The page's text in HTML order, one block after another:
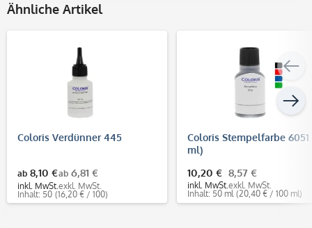
Ähnliche Artikel
Coloris Verdünner 445
ab 8,10 €
inkl. MwSt.
ab 6,81 €
exkl. MwSt.
Inhalt: 50 (16,20 € / 100)
Coloris Stempelfarbe 6051
ml)
10,20 €
inkl. MwSt.
8,57 €
exkl. MwSt.
Inhalt: 50 ml (20,40 € / 100 ml)